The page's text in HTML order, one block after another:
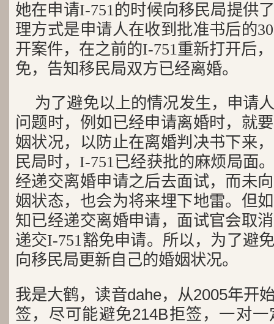
她在申请I-751的时候向移民局提供
理方式是申请人在收到批准书后的
开案件，在之前的I-751重新打开后
免，告知移民局双方已经离婚。
为了避免以上的情况发生，申请
问题时，例如已经申请离婚时，就
姻状况，以防止在离婚判决书下来
民局时，I-751已经获批的麻烦局面
经递交离婚申请之后去面试，而未
姻状态，也会为将来埋下地雷。但
知已经递交离婚申请，面试官会取
递交I-751豁免申请。所以，为了避
向移民局更新自己的婚姻状况。
我是大鹤，读音dahe，从2005年开
签，尽可能避免214B拒签，一对